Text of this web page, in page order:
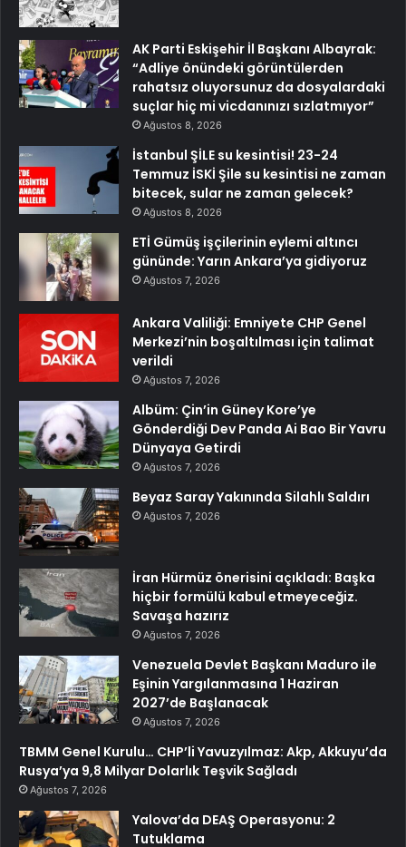
AK Parti Eskişehir İl Başkanı Albayrak:
“Adliye önündeki görüntülerden
rahatsız oluyorsunuz da dosyalardaki
suçlar hiç mi vicdanınızı sızlatmıyor”
Ağustos 8, 2026
İstanbul ŞİLE su kesintisi! 23-24
Temmuz İSKİ Şile su kesintisi ne zaman
bitecek, sular ne zaman gelecek?
Ağustos 8, 2026
ETİ Gümüş işçilerinin eylemi altıncı
gününde: Yarın Ankara’ya gidiyoruz
Ağustos 7, 2026
Ankara Valiliği: Emniyete CHP Genel
Merkezi’nin boşaltılması için talimat
verildi
Ağustos 7, 2026
Albüm: Çin’in Güney Kore’ye
Gönderdiği Dev Panda Ai Bao Bir Yavru
Dünyaya Getirdi
Ağustos 7, 2026
Beyaz Saray Yakınında Silahlı Saldırı
Ağustos 7, 2026
İran Hürmüz önerisini açıkladı: Başka
hiçbir formülü kabul etmeyeceğiz.
Savaşa hazırız
Ağustos 7, 2026
Venezuela Devlet Başkanı Maduro ile
Eşinin Yargılanmasına 1 Haziran
2027’de Başlanacak
Ağustos 7, 2026
TBMM Genel Kurulu… CHP’li Yavuzyılmaz: Akp, Akkuyu’da
Rusya’ya 9,8 Milyar Dolarlık Teşvik Sağladı
Ağustos 7, 2026
Yalova’da DEAŞ Operasyonu: 2
Tutuklama